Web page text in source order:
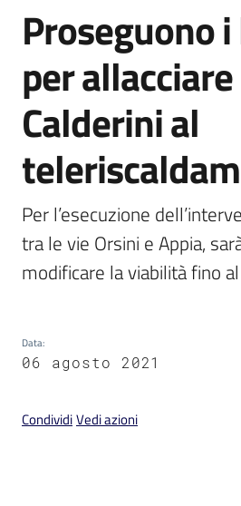
Novità
Menu selezionato
Servizi
Vivere
Imola
i
t
r
Salta al contenuto
Proseguono
per
Calderini al
Per l’esecuzione
tra le vie Orsini e Appia,
modificare la viabilità fino
Data:
06 agosto 2021
CondividiVedi azioni